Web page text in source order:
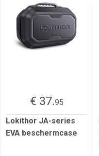
€ 37.95
Lokithor JA-series
EVA beschermcase